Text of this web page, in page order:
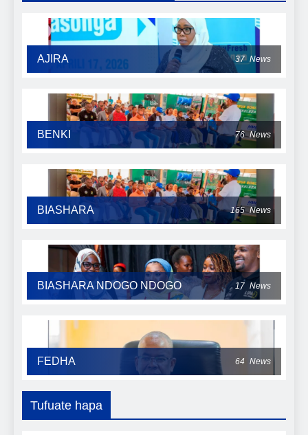
AJIRA 37 News
BENKI 76 News
BIASHARA 165 News
BIASHARA NDOGO NDOGO 17 News
FEDHA 64 News
Tufuate hapa